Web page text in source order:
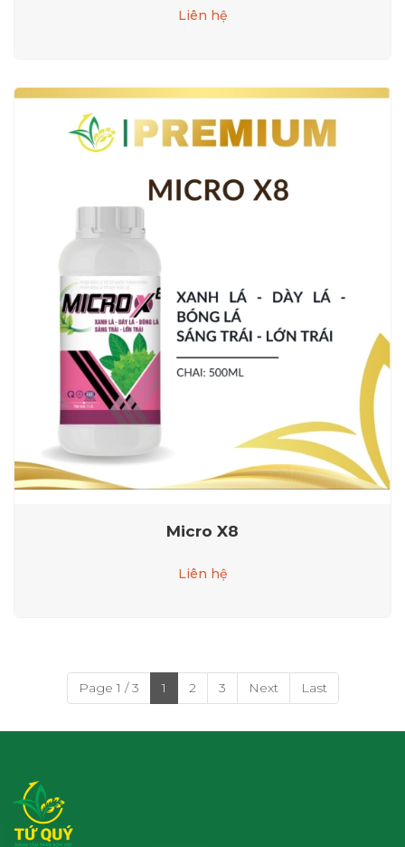
Liên hệ
Micro X8
Liên hệ
Page 1 / 3 1 2 3 Next Last